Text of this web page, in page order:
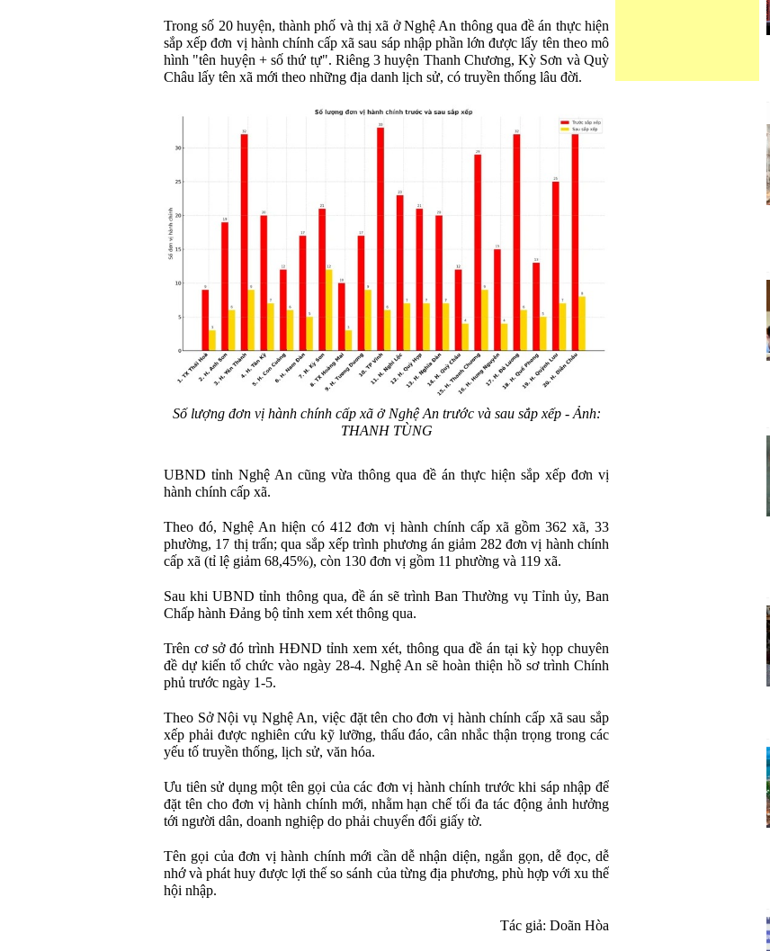
Trong số 20 huyện, thành phố và thị xã ở Nghệ An thông qua đề án thực hiện
sắp xếp đơn vị hành chính cấp xã sau sáp nhập phần lớn được lấy tên theo mô
hình "tên huyện + số thứ tự". Riêng 3 huyện Thanh Chương, Kỳ Sơn và Quỳ
Châu lấy tên xã mới theo những địa danh lịch sử, có truyền thống lâu đời.
Số lượng đơn vị hành chính cấp xã ở Nghệ An trước và sau sắp xếp - Ảnh:
THANH TÙNG
UBND tỉnh Nghệ An cũng vừa thông qua đề án thực hiện sắp xếp đơn vị
hành chính cấp xã.
Theo đó, Nghệ An hiện có 412 đơn vị hành chính cấp xã gồm 362 xã, 33
phường, 17 thị trấn; qua sắp xếp trình phương án giảm 282 đơn vị hành chính
cấp xã (tỉ lệ giảm 68,45%), còn 130 đơn vị gồm 11 phường và 119 xã.
Sau khi UBND tỉnh thông qua, đề án sẽ trình Ban Thường vụ Tỉnh ủy, Ban
Chấp hành Đảng bộ tỉnh xem xét thông qua.
Trên cơ sở đó trình HĐND tỉnh xem xét, thông qua đề án tại kỳ họp chuyên
đề dự kiến tổ chức vào ngày 28-4. Nghệ An sẽ hoàn thiện hồ sơ trình Chính
phủ trước ngày 1-5.
Theo Sở Nội vụ Nghệ An, việc đặt tên cho đơn vị hành chính cấp xã sau sắp
xếp phải được nghiên cứu kỹ lưỡng, thấu đáo, cân nhắc thận trọng trong các
yếu tố truyền thống, lịch sử, văn hóa.
Ưu tiên sử dụng một tên gọi của các đơn vị hành chính trước khi sáp nhập để
đặt tên cho đơn vị hành chính mới, nhằm hạn chế tối đa tác động ảnh hưởng
tới người dân, doanh nghiệp do phải chuyển đổi giấy tờ.
Tên gọi của đơn vị hành chính mới cần dễ nhận diện, ngắn gọn, dễ đọc, dễ
nhớ và phát huy được lợi thế so sánh của từng địa phương, phù hợp với xu thế
hội nhập.
Tác giả: Doãn Hòa